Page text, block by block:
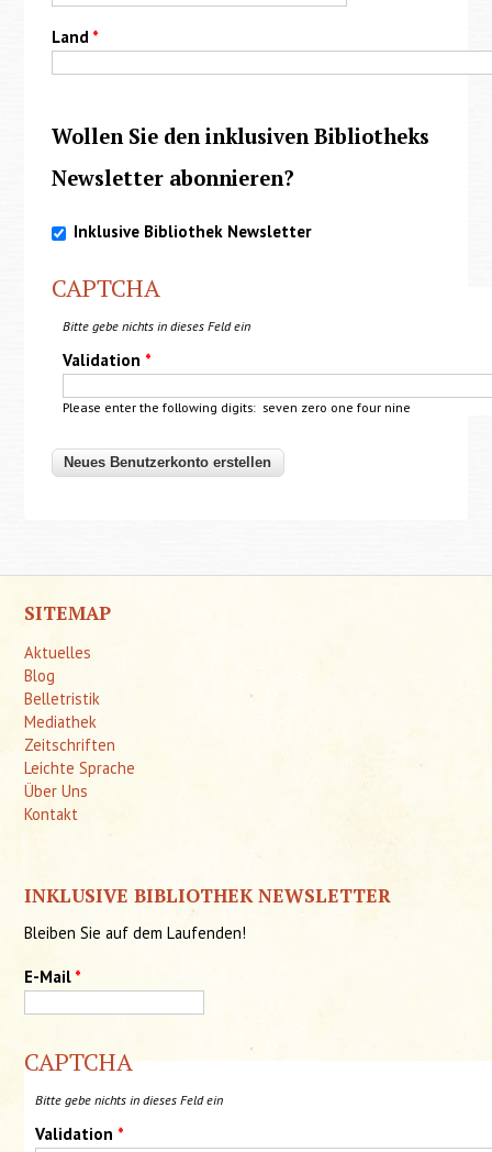
Land *
Wollen Sie den inklusiven Bibliotheks
Newsletter abonnieren?
Inklusive Bibliothek Newsletter
CAPTCHA
Bitte gebe nichts in dieses Feld ein
Validation *
Please enter the following digits: seven zero one four nine
SITEMAP
Aktuelles
Blog
Belletristik
Mediathek
Zeitschriften
Leichte Sprache
Über Uns
Kontakt
INKLUSIVE BIBLIOTHEK NEWSLETTER
Bleiben Sie auf dem Laufenden!
E-Mail *
CAPTCHA
Bitte gebe nichts in dieses Feld ein
Validation *